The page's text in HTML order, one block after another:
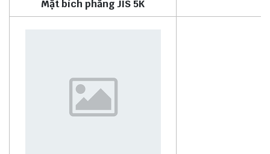
Mặt bích phẳng JIS 5K